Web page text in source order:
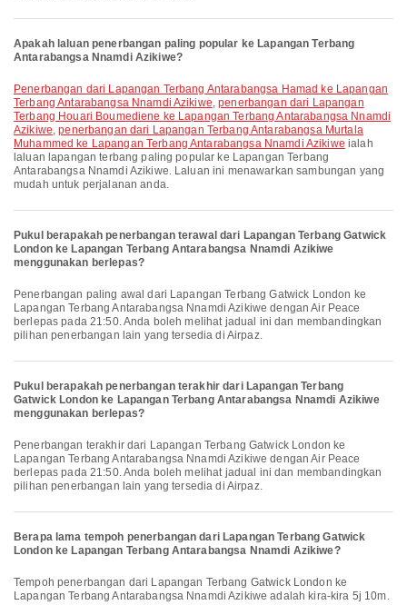
Apakah laluan penerbangan paling popular ke Lapangan Terbang
Antarabangsa Nnamdi Azikiwe?
penerbangan dari Lapangan Terbang Antarabangsa Hamad ke Lapangan
Terbang Antarabangsa Nnamdi Azikiwe,penerbangan dari Lapangan
Terbang Houari Boumediene ke Lapangan Terbang Antarabangsa Nnamdi
Azikiwe,penerbangan dari Lapangan Terbang Antarabangsa Murtala
Muhammed ke Lapangan Terbang Antarabangsa Nnamdi Azikiwe ialah
laluan lapangan terbang paling popular ke Lapangan Terbang
Antarabangsa Nnamdi Azikiwe. Laluan ini menawarkan sambungan yang
mudah untuk perjalanan anda.
Pukul berapakah penerbangan terawal dari Lapangan Terbang Gatwick
London ke Lapangan Terbang Antarabangsa Nnamdi Azikiwe
menggunakan berlepas?
Penerbangan paling awal dari Lapangan Terbang Gatwick London ke
Lapangan Terbang Antarabangsa Nnamdi Azikiwe dengan Air Peace
berlepas pada 21:50. Anda boleh melihat jadual ini dan membandingkan
pilihan penerbangan lain yang tersedia di Airpaz.
Pukul berapakah penerbangan terakhir dari Lapangan Terbang
Gatwick London ke Lapangan Terbang Antarabangsa Nnamdi Azikiwe
menggunakan berlepas?
Penerbangan terakhir dari Lapangan Terbang Gatwick London ke
Lapangan Terbang Antarabangsa Nnamdi Azikiwe dengan Air Peace
berlepas pada 21:50. Anda boleh melihat jadual ini dan membandingkan
pilihan penerbangan lain yang tersedia di Airpaz.
Berapa lama tempoh penerbangan dari Lapangan Terbang Gatwick
London ke Lapangan Terbang Antarabangsa Nnamdi Azikiwe?
Tempoh penerbangan dari Lapangan Terbang Gatwick London ke
Lapangan Terbang Antarabangsa Nnamdi Azikiwe adalah kira-kira 5j 10m.